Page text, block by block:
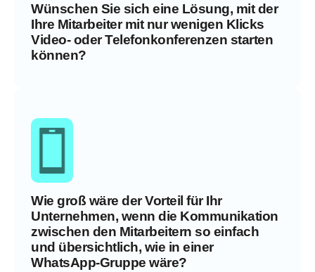
Wünschen Sie sich eine Lösung, mit der
Ihre Mitarbeiter mit nur wenigen Klicks
Video- oder Telefonkonferenzen starten
können?
Wie groß wäre der Vorteil für Ihr
Unternehmen, wenn die Kommunikation
zwischen den Mitarbeitern so einfach
und übersichtlich, wie in einer
WhatsApp-Gruppe wäre?